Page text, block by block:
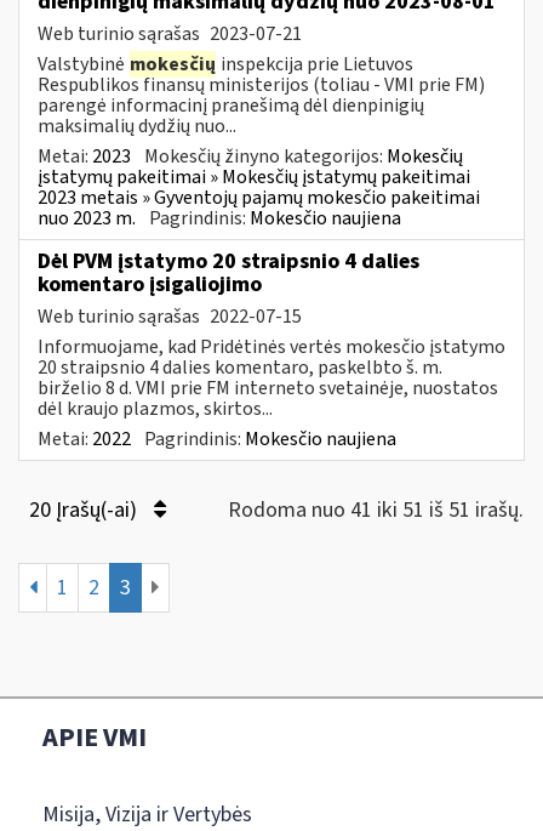
Web turinio sąrašas 2023-07-21
Valstybinė mokesčių inspekcija prie Lietuvos
Respublikos finansų ministerijos (toliau - VMI prie FM)
parengė informacinį pranešimą dėl dienpinigių
maksimalių dydžių nuo...
Metai: 2023 Mokesčių žinyno kategorijos: Mokesčių
įstatymų pakeitimai » Mokesčių įstatymų pakeitimai
2023 metais » Gyventojų pajamų mokesčio pakeitimai
nuo 2023 m. Pagrindinis: Mokesčio naujiena
Dėl PVM įstatymo 20 straipsnio 4 dalies
komentaro įsigaliojimo
Web turinio sąrašas 2022-07-15
Informuojame, kad Pridėtinės vertės mokesčio įstatymo
20 straipsnio 4 dalies komentaro, paskelbto š. m.
birželio 8 d. VMI prie FM interneto svetainėje, nuostatos
dėl kraujo plazmos, skirtos...
Metai: 2022 Pagrindinis: Mokesčio naujiena
20 Įrašų(-ai) Rodoma nuo 41 iki 51 iš 51 irašų.
1 2 3
APIE VMI
Misija, Vizija ir Vertybės